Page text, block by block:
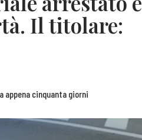
Il titolare:
appena cinquanta giorni